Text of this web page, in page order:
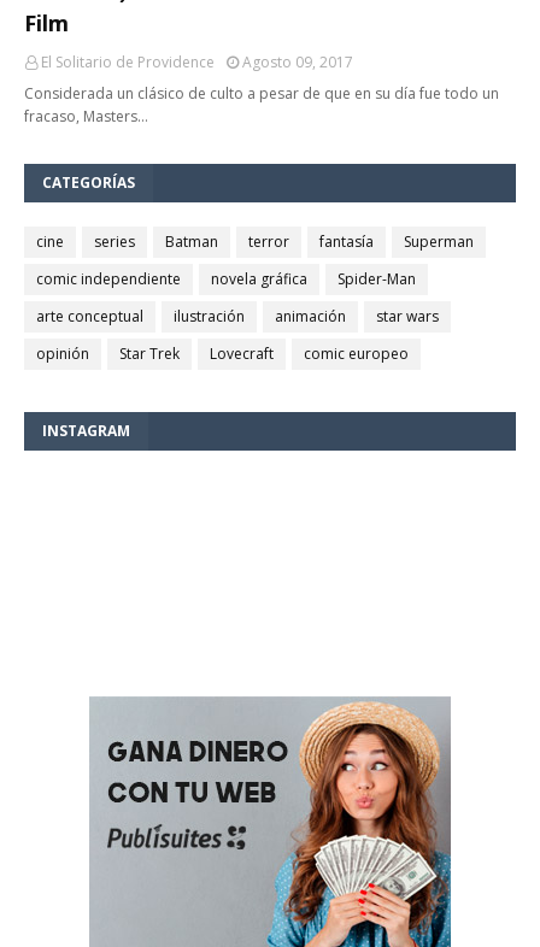
Film
El Solitario de Providence
Agosto 09, 2017
Considerada un clásico de culto a pesar de que en su día fue todo un
fracaso, Masters…
CATEGORÍAS
cine series Batman terror fantasía
Superman
comic independiente
novela gráfica
Spider-Man
arte conceptual
ilustración animación
star wars
opinión
Star Trek Lovecraft comic europeo
INSTAGRAM